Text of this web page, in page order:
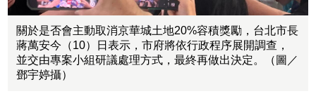
關於是否會主動取消京華城土地20%容積獎勵，台北市長
蔣萬安今（10）日表示，市府將依行政程序展開調查，
並交由專案小組研議處理方式，最終再做出決定。（圖／
鄧宇婷攝）